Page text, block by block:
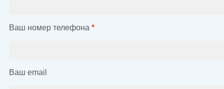
Ваш номер телефона *
Ваш email